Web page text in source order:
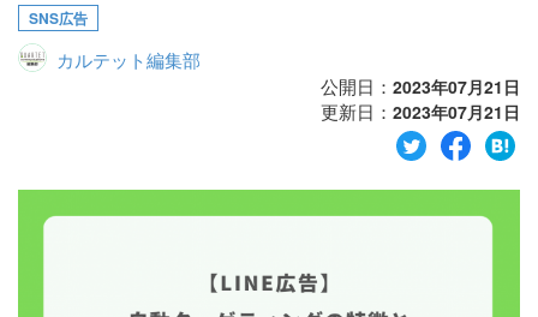
代理店の乗り換えをお考えの方
会社概要
お問い合わせ
SNS広告
カルテット編集部
公開日： 2023年07月21日
更新日： 2023年07月21日